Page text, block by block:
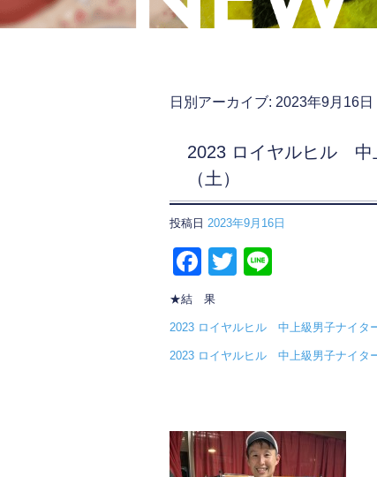
日別アーカイブ: 2023年9月16日
2023 ロイヤルヒル 中
（土）
投稿日 2023年9月16日
F
a
c
e
o
k
T
tt
er
e
★結 果
2023 ロイヤルヒル 中上級男子ナイタ
2023 ロイヤルヒル 中上級男子ナイタ